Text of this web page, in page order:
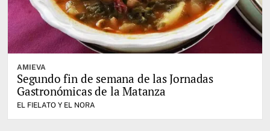
AMIEVA
Segundo fin de semana de las Jornadas
Gastronómicas de la Matanza
EL FIELATO Y EL NORA